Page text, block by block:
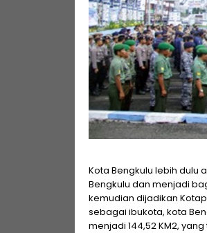
Kota Bengkulu lebih dulu
Bengkulu dan menjadi
kemudian dijadikan
sebagai ibukota, kota
menjadi 144,52 KM2,